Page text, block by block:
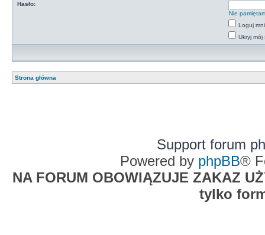
Hasło:
Nie
Loguj
Ukryj mój
Strona główna
Support forum
Powered by phpBB®
NA FORUM OBOWIĄZUJE ZAKAZ
tylko